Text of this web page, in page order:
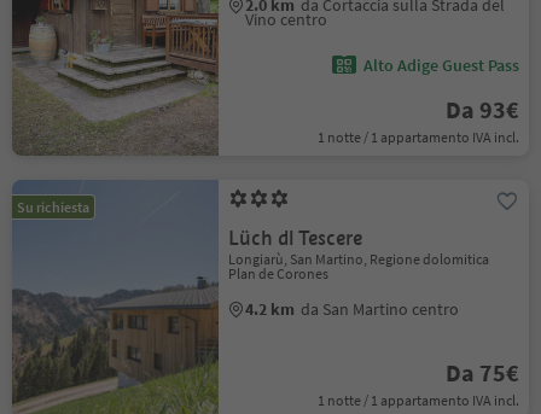
2.0 km da Cortaccia sulla Strada del
Vino centro
Alto Adige Guest Pass
Da 93€
1 notte / 1 appartamento IVA incl.
Su richiesta
Lüch dl Tescere
Longiarù, San Martino, Regione dolomitica
Plan de Corones
4.2 km da San Martino centro
Da 75€
1 notte / 1 appartamento IVA incl.